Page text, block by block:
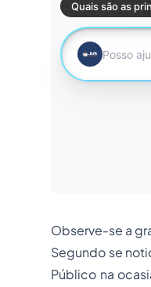
Observe-se a
Segundo se
Público na